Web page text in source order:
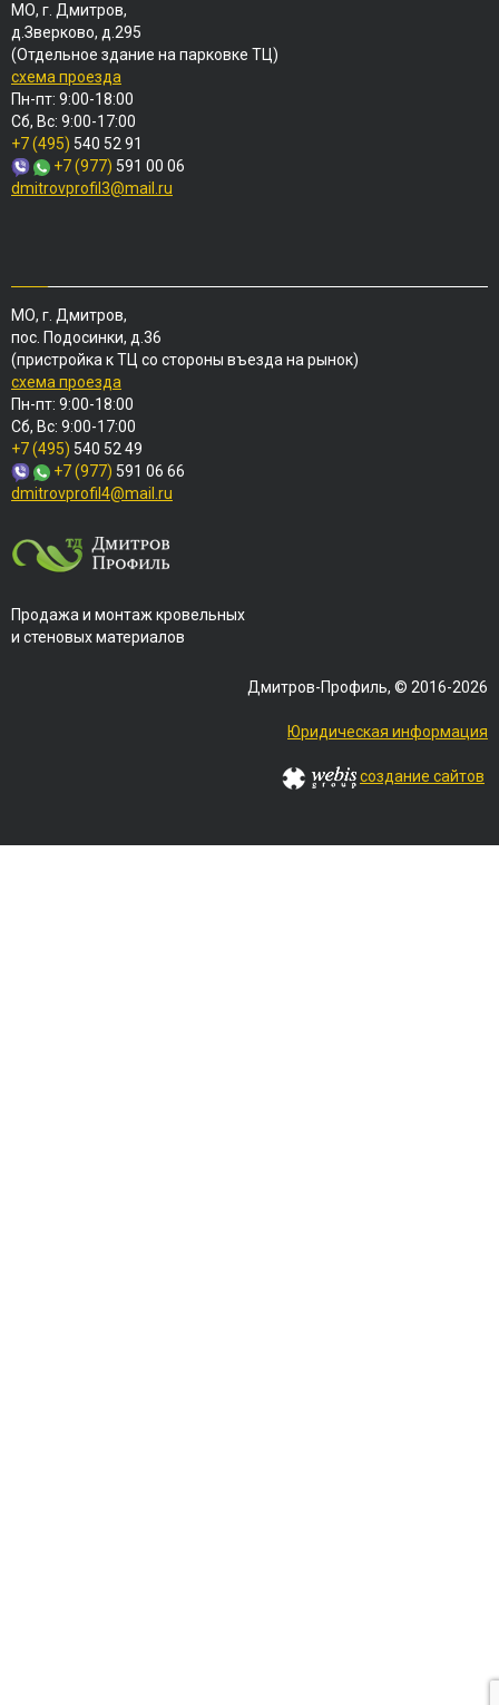
МО, г. Дмитров,
д.Зверково, д.295
(Отдельное здание на парковке ТЦ)
схема проезда
Пн-пт: 9:00-18:00
Сб, Вс: 9:00-17:00
+7 (495) 540 52 91
+7 (977) 591 00 06
dmitrovprofil3@mail.ru
МО, г. Дмитров,
пос. Подосинки, д.36
(пристройка к ТЦ со стороны въезда на рынок)
схема проезда
Пн-пт: 9:00-18:00
Сб, Вс: 9:00-17:00
+7 (495) 540 52 49
+7 (977) 591 06 66
dmitrovprofil4@mail.ru
Продажа и монтаж кровельных
и стеновых материалов
Дмитров-Профиль, © 2016-2026
Юридическая информация
создание сайтов